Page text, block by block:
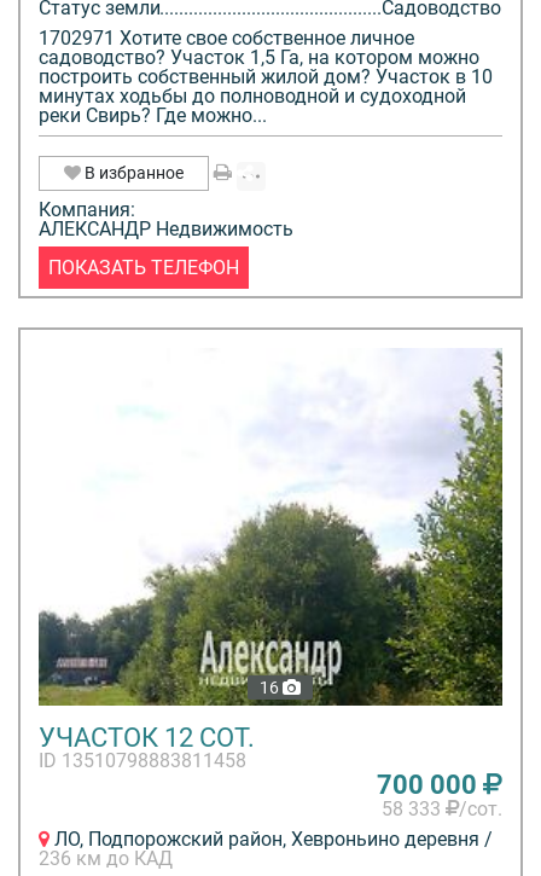
Статус земли
Садоводство
1702971 Хотите свое собственное личное
садоводство? Участок 1,5 Га, на котором можно
построить собственный жилой дом? Участок в 10
минутах ходьбы до полноводной и судоходной
реки Свирь? Где можно...
В избранное
Компания:
АЛЕКСАНДР Недвижимость
ПОКАЗАТЬ ТЕЛЕФОН
16
УЧАСТОК 12 СОТ.
ID 13510798883811458
700 000
58 333
/сот.
ЛО, Подпорожский район, Хевроньино деревня /
236 км до КАД